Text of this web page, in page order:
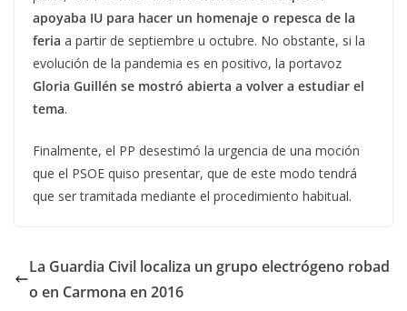
apoyaba IU para hacer un homenaje o repesca de la
feria a partir de septiembre u octubre. No obstante, si la
evolución de la pandemia es en positivo, la portavoz
Gloria Guillén se mostró abierta a volver a estudiar el
tema.
Finalmente, el PP desestimó la urgencia de una moción
que el PSOE quiso presentar, que de este modo tendrá
que ser tramitada mediante el procedimiento habitual.
La Guardia Civil localiza un grupo electrógeno robad
o en Carmona en 2016